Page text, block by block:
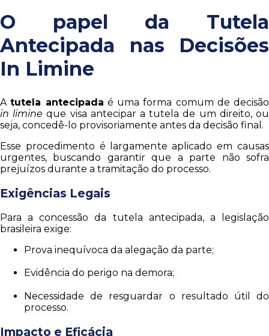
O papel da Tutela
Antecipada nas Decisões
In Limine
Atutela antecipada é uma forma comum de decisão
in limine que visa antecipar a tutela de um direito, ou
seja, concedê-lo provisoriamente antes da decisão final.
Esse procedimento é largamente aplicado em causas
urgentes, buscando garantir que a parte não sofra
prejuízos durante a tramitação do processo.
Exigências Legais
Para a concessão da tutela antecipada, a legislação
brasileira exige:
Prova inequívoca da alegação da parte;
Evidência do perigo na demora;
Necessidade de resguardar o resultado útil do
processo.
Impacto e Eficácia